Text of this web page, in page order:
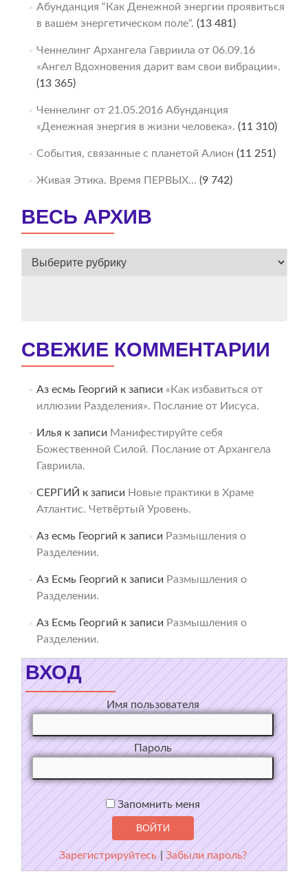
Абунданция “Как Денежной энергии проявиться
в вашем энергетическом поле“. (13 481)
Ченнелинг Архангела Гавриила от 06.09.16
«Ангел Вдохновения дарит вам свои вибрации».
(13 365)
Ченнелинг от 21.05.2016 Абунданция
«Денежная энергия в жизни человека». (11 310)
События, связанные с планетой Алион (11 251)
Живая Этика. Время ПЕРВЫХ… (9 742)
ВЕСЬ АРХИВ
ВЕСЬ
СВЕЖИЕ КОММЕНТАРИИ
Аз есмь Георгий к записи «Как избавиться от
иллюзии Разделения». Послание от Иисуса.
Илья к записи Манифестируйте себя
Божественной Силой. Послание от Архангела
Гавриила.
СЕРГИЙ к записи Новые практики в Храме
Атлантис. Четвёртый Уровень.
Аз есмь Георгий к записи Размышления о
Разделении.
Аз Есмь Георгий к записи Размышления о
Разделении.
Аз Есмь Георгий к записи Размышления о
Разделении.
ВХОД
Имя пользователя
Пароль
Запомнить меня
Зарегистрируйтесь |Забыли пароль?